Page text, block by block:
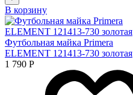
В корзину
Футбольная майка Primera
ELEMENT 121413-730 золотая
1 790 Р